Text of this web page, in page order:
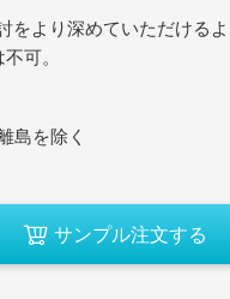
をより深めていただける
可。
島を除く
サンプル注文する